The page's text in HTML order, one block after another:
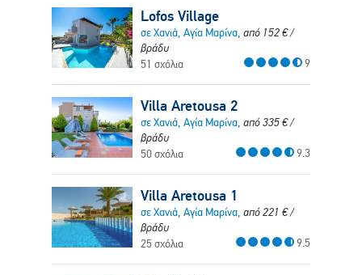
Lofos Village
σε Χανιά, Αγία Μαρίνα, από 152€/
βράδυ
51 σχόλια
9
Villa Aretousa 2
σε Χανιά, Αγία Μαρίνα, από335€/
βράδυ
50 σχόλια
9.3
Villa Aretousa 1
σε Χανιά, Αγία Μαρίνα, από221 €/
βράδυ
25 σχόλια
9.5